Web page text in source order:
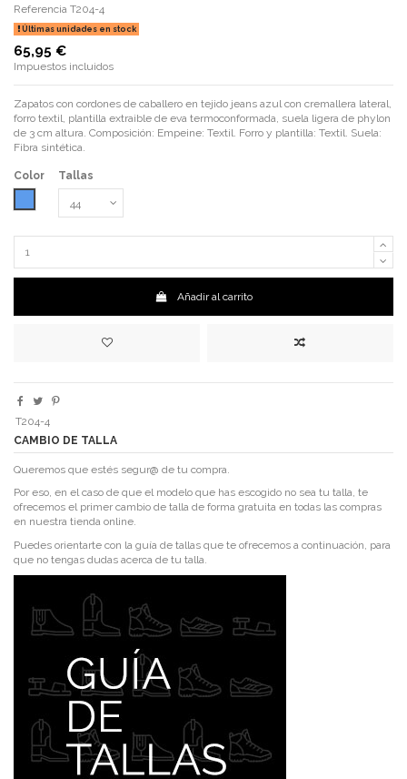
Referencia T204-4
Últimas unidades en stock
65,95 €
Impuestos incluidos
Zapatos con cordones de caballero en tejido jeans azul con cremallera lateral,
forro textil, plantilla extraible de eva termoconformada, suela ligera de phylon
de 3 cm altura. Composición: Empeine: Textil. Forro y plantilla: Textil. Suela:
Fibra sintética.
Color
Tallas
Añadir al carrito
T204-4
CAMBIO DE TALLA
Queremos que estés segur@ de tu compra.
Por eso, en el caso de que el modelo que has escogido no sea tu talla, te
ofrecemos el primer cambio de talla de forma gratuita en todas las compras
en nuestra tienda online.
Puedes orientarte con la guía de tallas que te ofrecemos a continuación, para
que no tengas dudas acerca de tu talla.